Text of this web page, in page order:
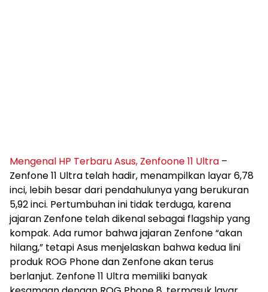
Mengenal HP Terbaru Asus, Zenfoone 11 Ultra –
Zenfone 11 Ultra telah hadir, menampilkan layar 6,78
inci, lebih besar dari pendahulunya yang berukuran
5,92 inci. Pertumbuhan ini tidak terduga, karena
jajaran Zenfone telah dikenal sebagai flagship yang
kompak. Ada rumor bahwa jajaran Zenfone “akan
hilang,” tetapi Asus menjelaskan bahwa kedua lini
produk ROG Phone dan Zenfone akan terus
berlanjut. Zenfone 11 Ultra memiliki banyak